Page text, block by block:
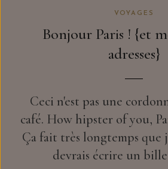
VOYAGES
Bonjour Paris ! {et
adresses}
Ceci n'est pas une
café. How hipster of you,
Ça fait très longtemps que
devrais écrire un